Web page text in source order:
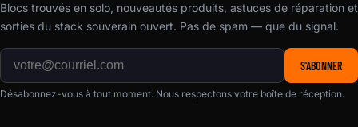
Blocs trouvés en solo, nouveautés produits, astuces de réparation et
sorties du stack souverain ouvert. Pas de spam — que du signal.
S'ABONNER
Désabonnez-vous à tout moment. Nous respectons votre boîte de réception.